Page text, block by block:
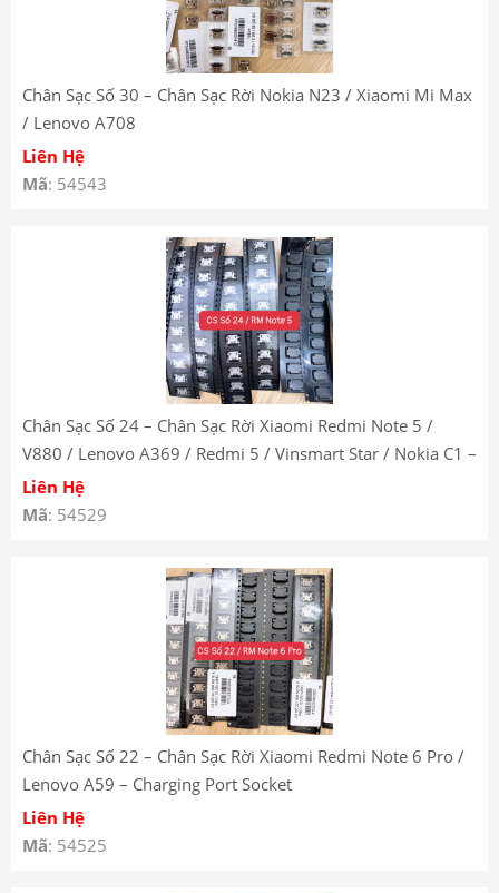
Chân Sạc Số 30 – Chân Sạc Rời Nokia N23 / Xiaomi Mi Max
/ Lenovo A708
Liên Hệ
Mã: 54543
Chân Sạc Số 24 – Chân Sạc Rời Xiaomi Redmi Note 5 /
V880 / Lenovo A369 / Redmi 5 / Vinsmart Star / Nokia C1 –
Charging Port Socket
Liên Hệ
Mã: 54529
Chân Sạc Số 22 – Chân Sạc Rời Xiaomi Redmi Note 6 Pro /
Lenovo A59 – Charging Port Socket
Liên Hệ
Mã: 54525